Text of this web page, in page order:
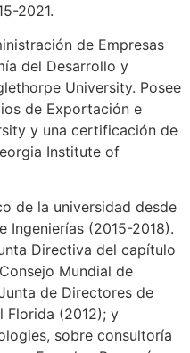
2021.
de Empresas
del Desarrollo y
University. Posee
de Exportación e
y una certificación de
Institute of
de la universidad desde
Ingenierías (2015-2018).
Directiva del capítulo
Mundial de
de Directores de
Florida (2012); y
sobre consultoría